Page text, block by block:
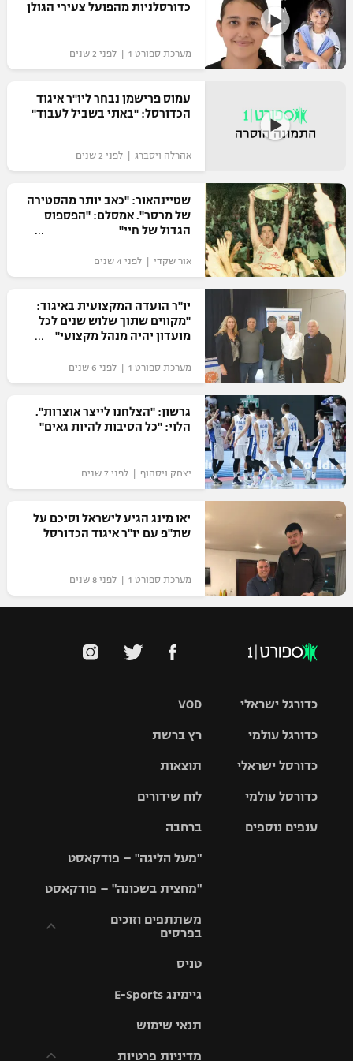
כדורסלניות מהפועל צעירי הגולן
מערכת ספורט 1 | לפני 2 שנים
עמוס פרישמן נבחר ליו"ר איגוד
הכדורסל: "באתי בשביל לעבוד"
אהרלה ויסברג | לפני 2 שנים
שטיינהאור: "כאב יותר מהסטירה
של מרסר". אמסלם: "הפספוס
הגדול של חיי"
אור שקדי | לפני 4 שנים
יו"ר הועדה המקצועית באיגוד:
"מקווים שתוך שלוש שנים לכל
מועדון יהיה מנהל מקצועי"
מערכת ספורט 1 | לפני 6 שנים
גרשון: "הצלחנו לייצר אוצרות".
הלוי: "כל הסיבות להיות גאים"
יצחק ויסהוף | לפני 7 שנים
יאו מינג הגיע לישראל וסיכם על
שת"פ עם יו"ר איגוד הכדורסל
מערכת ספורט 1 | לפני 8 שנים
VOD
רץ ברשת
תוצאות
לוח שידורים
ברחבה
"מעל הליגה" – פודקאסט
"מחצית בשכונה" – פודקאסט
משתתפים וזוכים
בפרסים
וזוכים בפרסים
תקנון עבור פעילות
טניס
גיימינג E-Sports
תנאי שימוש
מדיניות פרטיות
כדורגל ישראלי
גביע הטוטו
כדורגל עולמי
האלופות
ליגה
כדורסל ישראלי
סל
כדורסל עולמי
ענפים נוספים